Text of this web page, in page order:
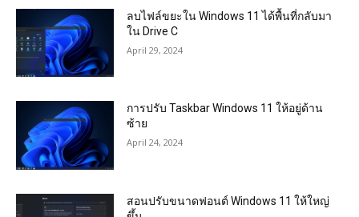
ลบไฟล์ขยะใน Windows 11 ได้พื้นที่กลับมา
ใน Drive C
April 29, 2024
การปรับ Taskbar Windows 11 ให้อยู่ด้าน
ซ้าย
April 24, 2024
สอนปรับขนาดฟอนต์ Windows 11 ให้ใหญ่